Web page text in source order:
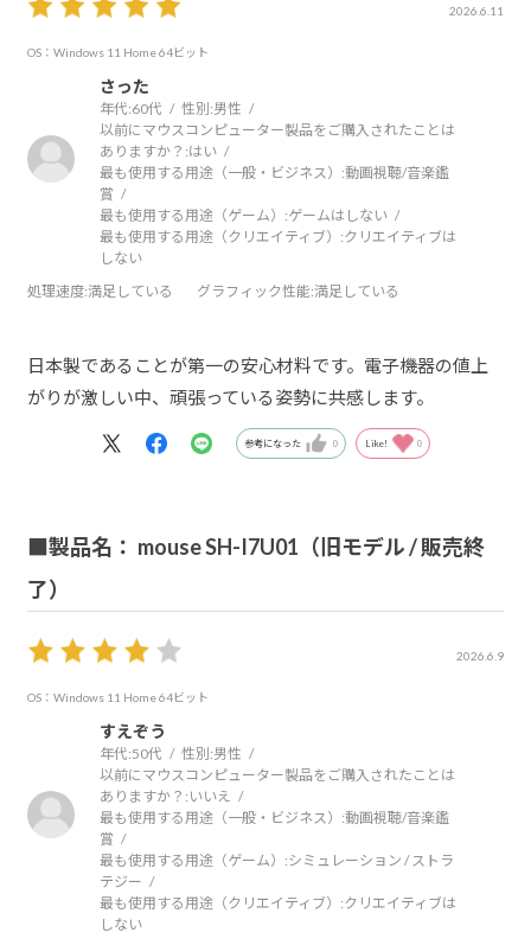
2026.6.11
OS：Windows 11 Home 64ビット
さった
年代:60代 性別:男性
以前にマウスコンピューター製品をご購入されたことは
ありますか？:はい
最も使用する用途（一般・ビジネス）:動画視聴/音楽鑑
賞
最も使用する用途（ゲーム）:ゲームはしない
最も使用する用途（クリエイティブ）:クリエイティブは
しない
処理速度:満足している グラフィック性能:満足している
日本製であることが第一の安心材料です。電子機器の値上
がりが激しい中、頑張っている姿勢に共感します。
参考になった 0 Like! 0
■製品名： mouse SH-I7U01（旧モデル / 販売終
了）
2026.6.9
OS：Windows 11 Home 64ビット
すえぞう
年代:50代 性別:男性
以前にマウスコンピューター製品をご購入されたことは
ありますか？: いいえ
最も使用する用途（一般・ビジネス）:動画視聴/音楽鑑
賞
最も使用する用途（ゲーム）:シミュレーション / ストラ
テジー
最も使用する用途（クリエイティブ）:クリエイティブは
しない